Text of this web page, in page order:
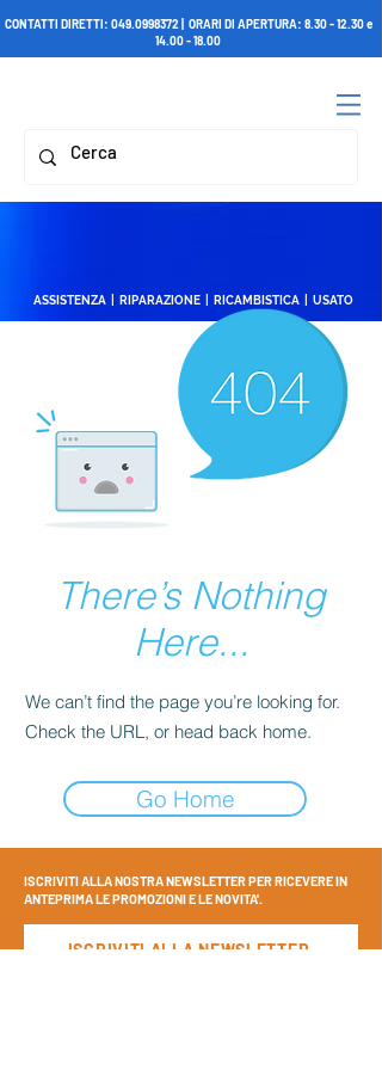
CONTATTI DIRETTI: 049.0998372 | ORARI DI APERTURA: 8.30 - 12.30e
14.00 - 18.00
ASSISTENZA | RIPARAZIONE | RICAMBISTICA | USATO
There’s Nothing
Here...
We can’t find the page you’re looking for.
Check the URL, or head back home.
Go Home
ISCRIVITI ALLA NOSTRA NEWSLETTER PER RICEVERE IN
ANTEPRIMA LE PROMOZIONI E LE NOVITA'.
ISCRIVITI ALLA NEWSLETTER